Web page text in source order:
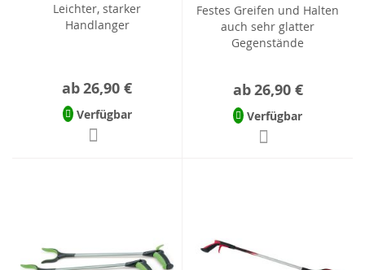
Leichter, starker
Handlanger
ab26,90 €
Verfügbar
Festes Greifen und Halten
auch sehr glatter
Gegenstände
ab26,90 €
Verfügbar